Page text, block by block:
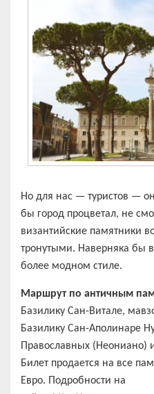
Но для нас — туристов —
бы город процветал, не
византийские памятники
тронутыми. Наверняка бы
более модном стиле.
Маршрут по античным
Базилику Сан-Витале,
Базилику Сан-Аполинаре
Православных (Неониано)
Билет продается на все
Евро. Подробности на